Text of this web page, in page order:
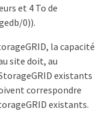
et 4 To de
0)).
la capacité
site doit, au
existants
correspondre
existants.